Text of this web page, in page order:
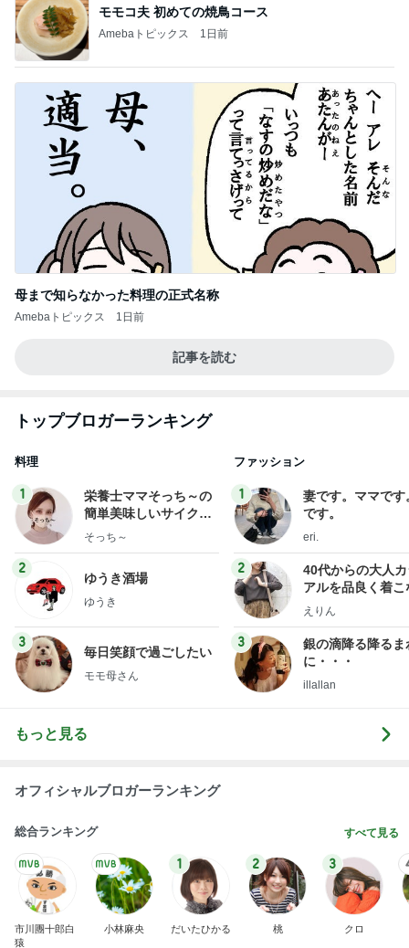
モモコ夫 初めての焼鳥コース
Amebaトピックス 1日前
母まで知らなかった料理の正式名称
Amebaトピックス 1日前
記事を読む
トップブロガーランキング
料理
1
栄養士ママそっち～の
簡単美味しいサイクル
献立
そっち～
2
ゆうき酒場
ゆうき
3
毎日笑顔で過ごしたい
モモ母さん
ファッション
1
妻です。ママです
です。
eri.
2
40代からの大人
アルを品良く着こ
ファッションブロ
えりん
3
銀の滴降る降るま
に・・・
illallan
もっと見る
オフィシャルブロガーランキング
総合ランキング すべて見る
市川團十郎白
猿
小林麻央
1
だいたひかる
2
桃
3
クロ